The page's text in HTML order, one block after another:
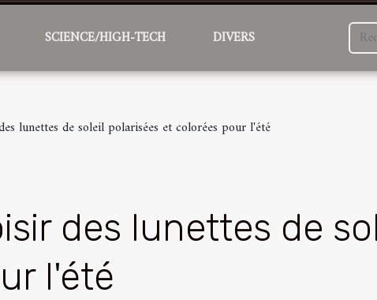
SCIENCE/HIGH-TECH DIVERS
lunettes de soleil polarisées et colorées pour l'été
des lunettes de
l'été